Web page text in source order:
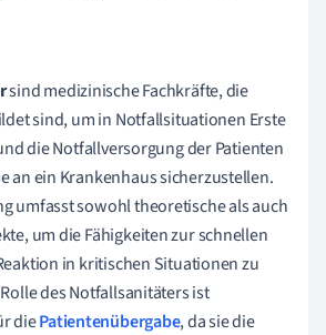
sind medizinische Fachkräfte, die
sind, um in Notfallsituationen Erste
die Notfallversorgung der Patienten
an ein Krankenhaus sicherzustellen.
umfasst sowohl theoretische als auch
um die Fähigkeiten zur schnellen
in kritischen Situationen zu
des Notfallsanitäters ist
diePatientenübergabe, da sie die